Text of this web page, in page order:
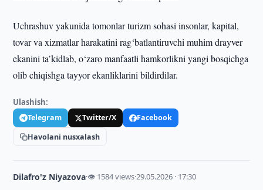
Uchrashuv yakunida tomonlar turizm sohasi insonlar, kapital,
tovar va xizmatlar harakatini rag‘batlantiruvchi muhim drayver
ekanini ta’kidlab, o‘zaro manfaatli hamkorlikni yangi bosqichga
olib chiqishga tayyor ekanliklarini bildirdilar.
Ulashish:
Telegram Twitter/X
Facebook
Havolani nusxalash
Dilafro'z Niyazova·👁 1584 views·29.05.2026 · 17:30